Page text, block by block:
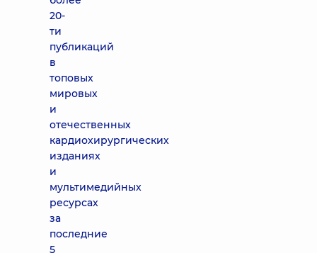
20-
ти
публикаций
в
топовых
мировых
и
отечественных
кардиохирургических
изданиях
и
мультимедийных
ресурсах
за
последние
5